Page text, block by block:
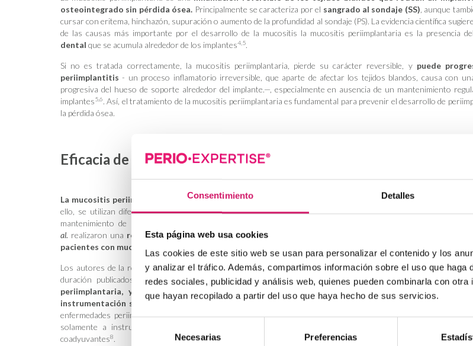
Consentimiento Detalles
Esta página web usa cookies
Las cookies de este sitio web se usan para personalizar el contenido y los
y analizar el tráfico. Además, compartimos información sobre el uso que haga
redes sociales, publicidad y análisis web, quienes pueden combinarla con
que hayan recopilado a partir del uso que haya hecho de sus servicios.
Necesarias Preferencias
osteointegrado sin pérdida ósea. Principalmente se caracteriza por el sangrado al sondaje (SS) , aunque
cursar con eritema, hinchazón, supuración o aumento de la profundidad al sondaje (PS). La evidencia científica
de las causas más importante por el desarrollo de la mucositis la mucositis periimplantaria es la presencia del
dental que se acumula alrededor de los implantes4,5.
Si no es tratada correctamente, la mucositis periimplantaria, pierde su carácter reversible, y puede
periimplantitis - un proceso inflamatorio irreversible, que aparte de afectar los tejidos blandos, causa con
progresiva del hueso de soporte alrededor del implante.—, especialmente en ausencia de un mantenimiento
implantes5,6. Así, el tratamiento de la mucositis periimplantaria es fundamental para prevenir el desarrollo de
la pérdida ósea.
Eficacia de las medidas coadyuvantes en la mucositis
La mucositis periimplantaria se puede revertir mediante el control del biofilm que rodea el implante
ello, se utilizan diferentes métodos, que no solo incluyen la eliminación mecánica del biofilm, sino también
mantenimiento de higiene por parte del paciente y el uso de coadyuvantes específicos
al. realizaron una revisión sistemática con metaanálisis
pacientes con mucositis periimplantaria
Los autores de la revisión realizaron una búsqueda bibliográfica de los ensayos clínicos aleatorizadosde ≥3
duración publicados hasta abril de 2022 que incluyeranpacientes de ≥18 años, con diagnóstico de
periimplantaria, y sanos a nivel sistémico que hubieran recibido o aplicado medidas
instrumentación submarginal.
Estos estudios debían comparar la reducción del BoP u otros parámetros
enfermedades periimplantarias (índice de placa [PI], PPD, supuración, pérdida ósea, etc.) entre los pacientes
solamente a instrumentación submarginal (controles) y aquellos que, además, hubieran recibido o aplicado
coadyuvantes8.